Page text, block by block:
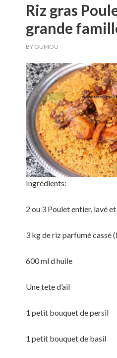
Riz gras
grande
BY OUMOU
Ingrédients:
2 ou 3 Poulet entier, lavé
3 kg de riz parfumé cassé
600 ml d huile
Une tete d’ail
1 petit bouquet de persil
1 petit bouquet de basil